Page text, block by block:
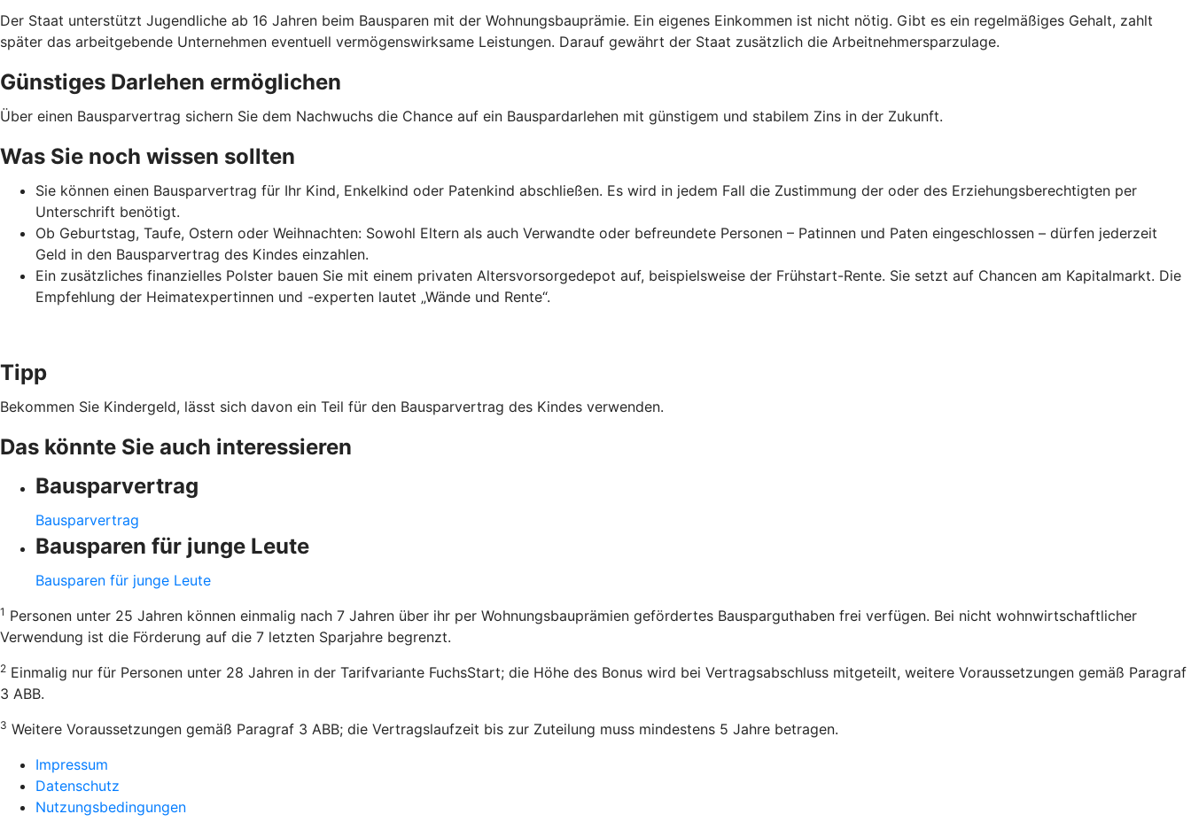
Der Staat unterstützt Jugendliche ab 16 Jahren beim Bausparen mit der Wohnungsbauprämie. Ein eigenes Einkommen ist nicht nötig. Gibt es ein regelmäßiges Gehalt, zahlt
später das arbeitgebende Unternehmen eventuell vermögenswirksame Leistungen. Darauf gewährt der Staat zusätzlich die Arbeitnehmer­spar­zulage.
Günstiges Darlehen ermöglichen
Über einen Bausparvertrag sichern Sie dem Nachwuchs die Chance auf ein Bauspardarlehen mit günstigem und stabilem Zins in der Zukunft.
Was Sie noch wissen sollten
Sie können einen Bausparvertrag für Ihr Kind, Enkelkind oder Patenkind abschließen. Es wird in jedem Fall die Zustimmung der oder des Erziehungsberechtigten per
Unterschrift benötigt.
Ob Geburtstag, Taufe, Ostern oder Weihnachten: Sowohl Eltern als auch Verwandte oder befreundete Personen – Patinnen und Paten eingeschlossen – dürfen jederzeit
Geld in den Bausparvertrag des Kindes einzahlen.
Ein zusätzliches finanzielles Polster bauen Sie mit einem privaten Altersvorsorgedepot auf, beispielsweise der Frühstart-Rente. Sie setzt auf Chancen am Kapitalmarkt. Die
Empfehlung der Heimatexpertinnen und -experten lautet „Wände und Rente“.
Tipp
Bekommen Sie Kindergeld, lässt sich davon ein Teil für den Bausparvertrag des Kindes verwenden.
Das könnte Sie auch interessieren
Bausparvertrag
Bausparvertrag
Bausparen für junge Leute
Bausparen für junge Leute
1 Personen unter 25 Jahren können einmalig nach 7 Jahren über ihr per Wohnungsbauprämien gefördertes Bausparguthaben frei verfügen. Bei nicht wohnwirtschaftlicher
Verwendung ist die Förderung auf die 7 letzten Sparjahre begrenzt.
2 Einmalig nur für Personen unter 28 Jahren in der Tarifvariante FuchsStart; die Höhe des Bonus wird bei Vertragsabschluss mitgeteilt, weitere Voraussetzungen gemäß Paragraf
3 ABB.
3 Weitere Voraussetzungen gemäß Paragraf 3 ABB; die Vertragslaufzeit bis zur Zuteilung muss mindestens 5 Jahre betragen.
Impressum
Datenschutz
Nutzungsbedingungen